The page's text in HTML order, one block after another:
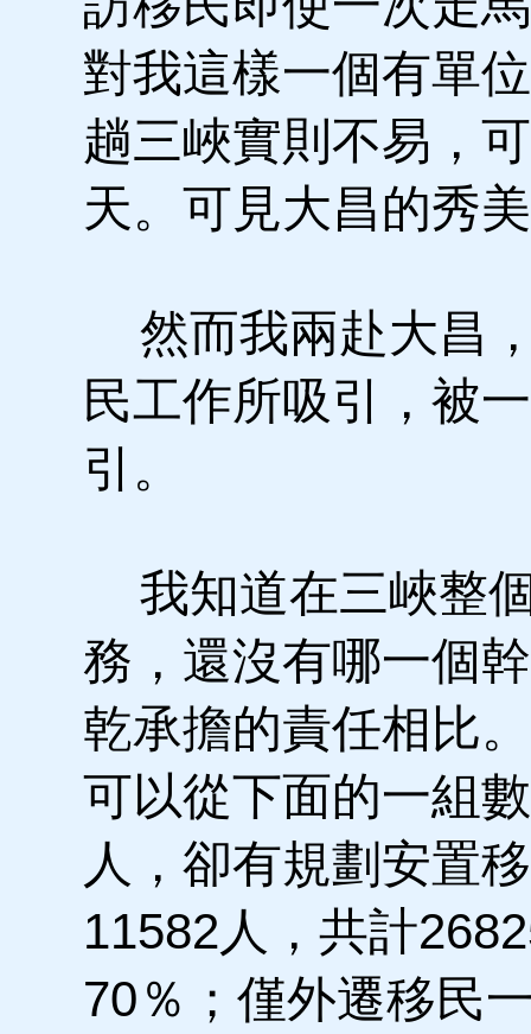
對我這樣一個有單
趟三峽實則不易，
天。可見大昌的秀
然而我兩赴大昌
民工作所吸引，被
引。
我知道在三峽整
務，還沒有哪一個
乾承擔的責任相比
可以從下面的一組
人，卻有規劃安置
11582人，共計
70％；僅外遷移民